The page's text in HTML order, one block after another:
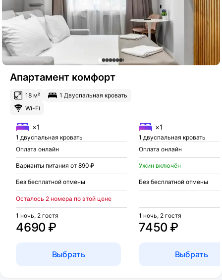
Апартамент комфорт
18 м²
1 Двуспальная кровать
Wi-Fi
×1
1 двуспальная кровать
Оплата онлайн
Варианты питания от 890 ₽
Без бесплатной отмены
Осталось 2 номера по этой цене
4690 ₽
1 ночь, 2 гостя
Выбрать
×1
1 двуспальная кровать
Оплата онлайн
Ужин включён
Без бесплатной отмены
7450 ₽
1 ночь, 2 гостя
Выбрать